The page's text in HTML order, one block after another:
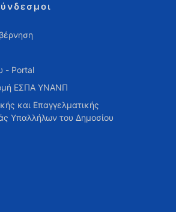
- Portal
ΕΣΠΑ ΥΝΑΝΠ
και Επαγγελματικής
Υπαλλήλων του Δημοσίου